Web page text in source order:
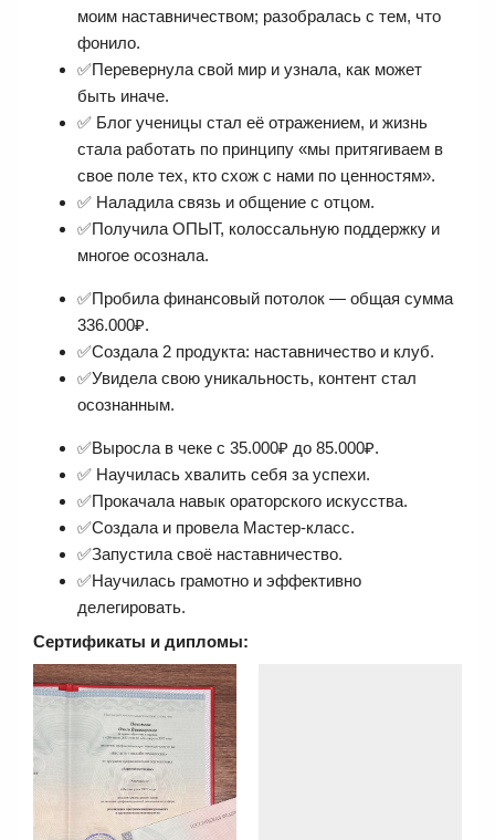
моим наставничеством; разобралась с тем, что
фонило.
✅Перевернула свой мир и узнала, как может
быть иначе.
✅ Блог ученицы стал её отражением, и жизнь
стала работать по принципу «мы притягиваем в
свое поле тех, кто схож с нами по ценностям».
✅ Наладила связь и общение с отцом.
✅Получила ОПЫТ, колоссальную поддержку и
многое осознала.
✅Пробила финансовый потолок — общая сумма
336.000₽.
✅Создала 2 продукта: наставничество и клуб.
✅Увидела свою уникальность, контент стал
осознанным.
✅Выросла в чеке с 35.000₽ до 85.000₽.
✅ Научилась хвалить себя за успехи.
✅Прокачала навык ораторского искусства.
✅Создала и провела Мастер-класс.
✅Запустила своё наставничество.
✅Научилась грамотно и эффективно
делегировать.
Сертификаты и дипломы: